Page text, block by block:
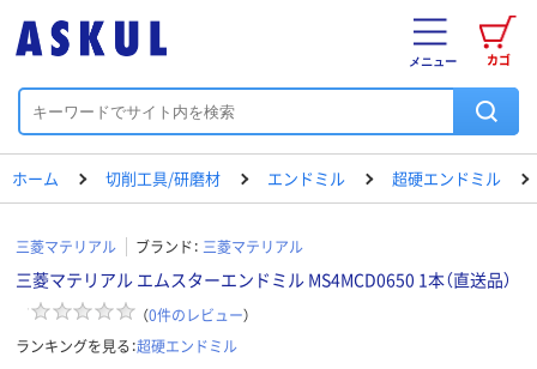
カゴ
メニュー
ホーム 切削工具/研磨材 エンドミル 超硬エンドミル
三菱マテリアル ブランド： 三菱マテリアル
三菱マテリアル エムスターエンドミル MS4MCD0650 1本（直送品）
（0件のレビュー）
ランキングを見る：超硬エンドミル